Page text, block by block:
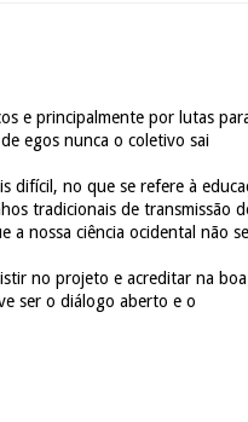
e principalmente por lutas
egos nunca o coletivo sai
difícil, no que se refere à
tradicionais de transmissão
a nossa ciência ocidental não se
no projeto e acreditar na boa
ser o diálogo aberto e o